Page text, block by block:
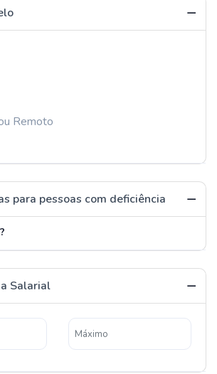
Remoto
para pessoas com deficiência
Salarial